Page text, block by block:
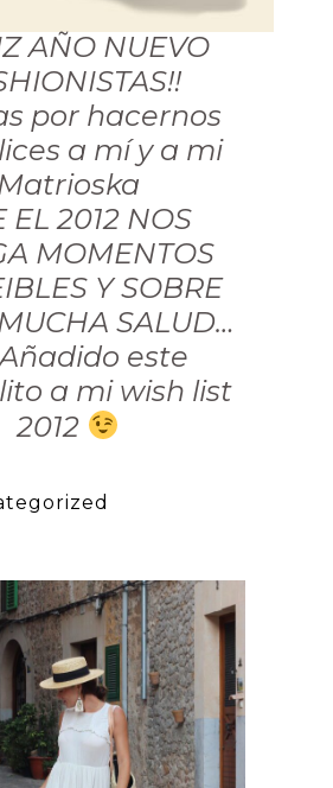
AÑO NUEVO
por hacernos
a mí y a mi
EL 2012 NOS
MOMENTOS
Y SOBRE
SALUD…
este
a mi wish list
2012